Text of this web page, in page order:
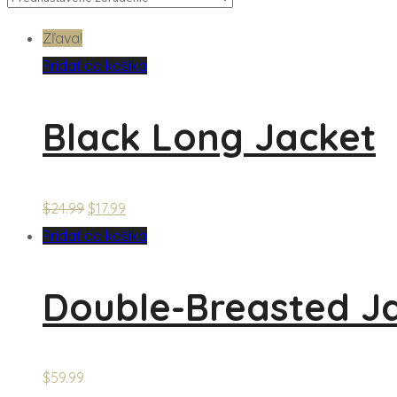
Zľava!
Pridať do košíka
Black Long Jacket
$24.99 $17.99
Pridať do košíka
Double-Breasted
$59.99